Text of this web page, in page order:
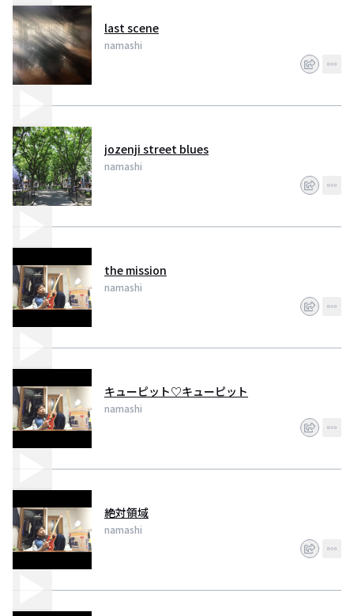
last scene
namashi
jozenji street blues
namashi
the mission
namashi
キューピット♡キューピット
namashi
絶対領域
namashi